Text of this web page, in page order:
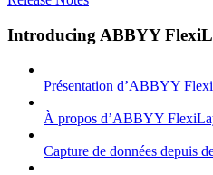
Introducing ABBYY
Présentation d’ABBYY
À propos d’ABBYY
Capture de données depuis